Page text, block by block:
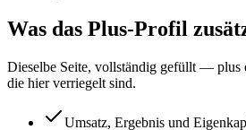
Was das Plus-Profil
Dieselbe Seite, vollständig gefüllt — plus
die hier verriegelt sind.
Umsatz, Ergebnis und